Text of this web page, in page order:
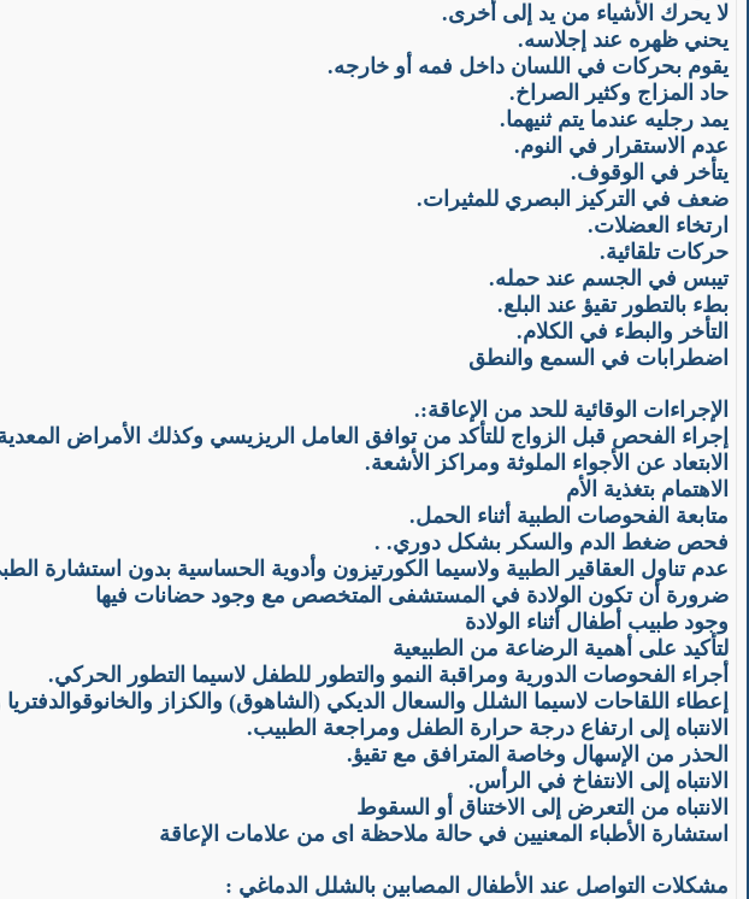
لا يحرك الأشياء من يد إلى أخرى.
يحني ظهره عند إجلاسه.
يقوم بحركات في اللسان داخل فمه أو خارجه.
حاد المزاج وكثير الصراخ.
يمد رجليه عندما يتم ثنيهما.
عدم الاستقرار في النوم.
يتأخر في الوقوف.
ضعف في التركيز البصري للمثيرات.
ارتخاء العضلات.
حركات تلقائية.
تيبس في الجسم عند حمله.
بطء بالتطور تقيؤ عند البلع.
التأخر والبطء في الكلام.
اضطرابات في السمع والنطق
الإجراءات الوقائية للحد من الإعاقة:.
إجراء الفحص قبل الزواج للتأكد من توافق العامل الريزيسي وكذلك الأمراض
الابتعاد عن الأجواء الملوثة ومراكز الأشعة.
الاهتمام بتغذية الأم
متابعة الفحوصات الطبية أثناء الحمل.
فحص ضغط الدم والسكر بشكل دوري. .
عدم تناول العقاقير الطبية ولاسيما الكورتيزون وأدوية الحساسية بدون استشارة
ضرورة أن تكون الولادة في المستشفى المتخصص مع وجود حضانات فيها
وجود طبيب أطفال أثناء الولادة
لتأكيد على أهمية الرضاعة من الطبيعية
أجراء الفحوصات الدورية ومراقبة النمو والتطور للطفل لاسيما التطور الحركي.
إعطاء اللقاحات لاسيما الشلل والسعال الديكي (الشاهوق) والكزاز
الانتباه إلى ارتفاع درجة حرارة الطفل ومراجعة الطبيب.
الحذر من الإسهال وخاصة المترافق مع تقيؤ.
الانتباه إلى الانتفاخ في الرأس.
الانتباه من التعرض إلى الاختناق أو السقوط
استشارة الأطباء المعنيين في حالة ملاحظة اى من علامات الإعاقة
مشكلات التواصل عند الأطفال المصابين بالشلل الدماغي :